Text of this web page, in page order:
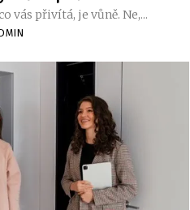
vás přivítá, je vůně. Ne,...